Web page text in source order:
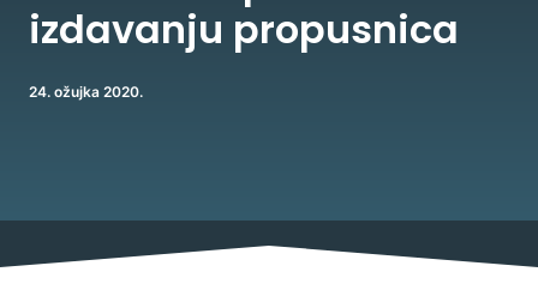
izdavanju propusnica
24. ožujka 2020.